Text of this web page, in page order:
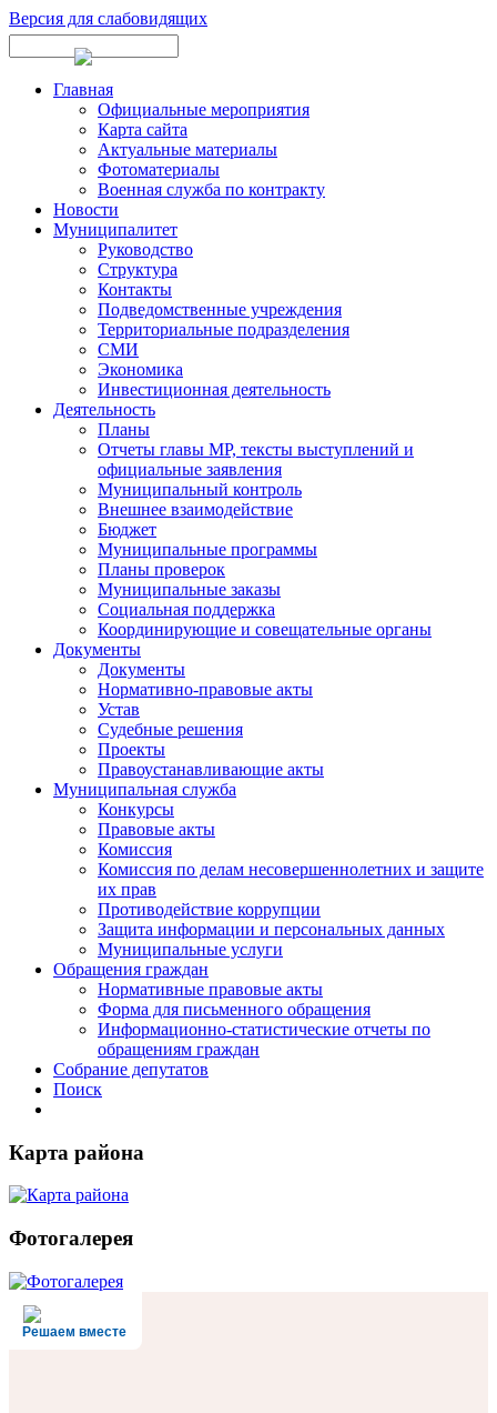
Версия для слабовидящих
Главная
Официальные мероприятия
Карта сайта
Актуальные материалы
Фотоматериалы
Военная служба по контракту
Новости
Муниципалитет
Руководство
Структура
Контакты
Подведомственные учреждения
Территориальные подразделения
СМИ
Экономика
Инвестиционная деятельность
Деятельность
Планы
Отчеты главы МР, тексты выступлений и
официальные заявления
Муниципальный контроль
Внешнее взаимодействие
Бюджет
Муниципальные программы
Планы проверок
Муниципальные заказы
Социальная поддержка
Координирующие и совещательные органы
Документы
Документы
Нормативно-правовые акты
Устав
Судебные решения
Проекты
Правоустанавливающие акты
Муниципальная служба
Конкурсы
Правовые акты
Комиссия
Комиссия по делам несовершеннолетних и защите
их прав
Противодействие коррупции
Защита информации и персональных данных
Муниципальные услуги
Обращения граждан
Нормативные правовые акты
Форма для письменного обращения
Информационно-статистические отчеты по
обращениям граждан
Собрание депутатов
Поиск
Карта района
Фотогалерея
Решаем вместе